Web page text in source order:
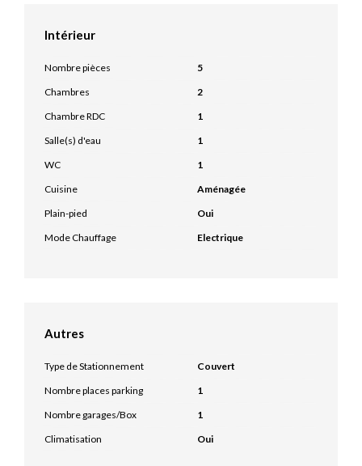
Intérieur
Nombre pièces
5
Chambres
2
Chambre RDC
1
Salle(s) d'eau
1
WC
1
Cuisine
Aménagée
Plain-pied
Oui
Mode Chauffage
Electrique
Autres
Type de Stationnement
Couvert
Nombre places parking
1
Nombre garages/Box
1
Climatisation
Oui